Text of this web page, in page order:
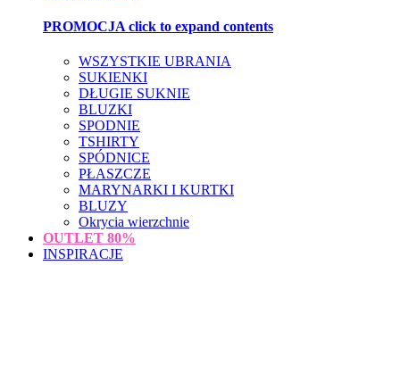
PROMOCJA click to expand contents
WSZYSTKIE UBRANIA
SUKIENKI
DŁUGIE SUKNIE
BLUZKI
SPODNIE
TSHIRTY
SPÓDNICE
PŁASZCZE
MARYNARKI I KURTKI
BLUZY
Okrycia wierzchnie
OUTLET 80%
INSPIRACJE